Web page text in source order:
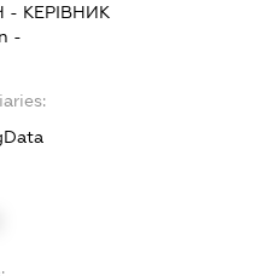
- КЕРІВНИК
-